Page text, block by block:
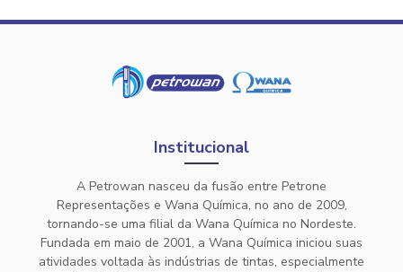
Institucional
A Petrowan nasceu da fusão entre Petrone
Representações e Wana Química, no ano de 2009,
tornando-se uma filial da Wana Química no Nordeste.
Fundada em maio de 2001, a Wana Química iniciou suas
atividades voltada às indústrias de tintas, especialmente